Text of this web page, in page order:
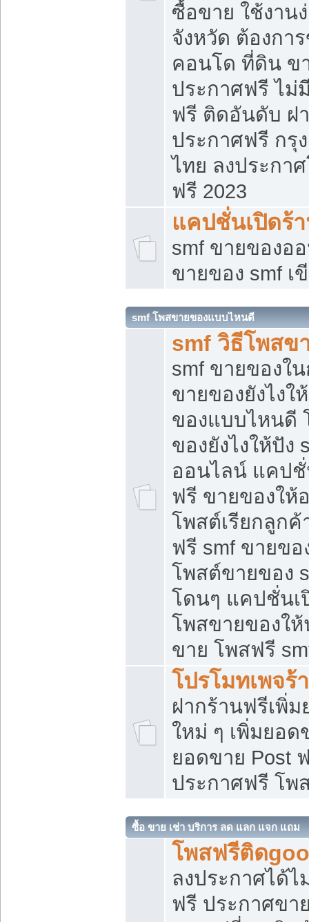
ซื้อขาย ใช้งาน
จังหวัด ต้องกา
คอนโด ที่ดิน ข
ประกาศฟรี ไม่
ฟรี ติดอันดับ ฝ
ประกาศฟรี กรุ
ไทย ลงประกา
ฟรี 2023
แคปชั่นเปิดร้
smf ขายของอ
ขายของ smf เ
smf โพสขายของแบบไหนดี
smf วิธีโพสข
smf ขายของใ
ขายของยังไง
ของแบบไหนดี
ของยังไงให้ปั
ออนไลน์ แคป
ฟรี ขายของให้
โพสต์เรียกลูกค้
ฟรี smf ขายขอ
โพสต์ขายของ
โดนๆ แคปชั่นเ
โพสขายของใ
ขาย โพสฟรี
โปรโมทเพจร้
ฝากร้านฟรีเพิ่
ใหม่ ๆ เพิ่มยอด
ยอดขาย Post
ประกาศฟรี โพ
ซื้อ ขาย เช่า บริการ ลด แลก แจก แถม
โพสฟรีติด
ลงประกาศได้
ฟรี ประกาศข